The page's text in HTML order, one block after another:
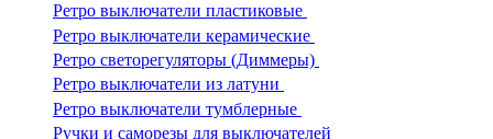
Ретро выключатели пластиковые
Ретро выключатели керамические
Ретро светорегуляторы (Диммеры)
Ретро выключатели из латуни
Ретро выключатели тумблерные
Ручки и саморезы для выключателей